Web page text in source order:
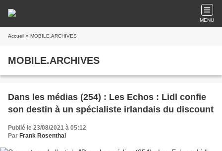
MENU
Accueil » MOBILE.ARCHIVES
MOBILE.ARCHIVES
Dans les médias (254) : Les Echos : Lidl confie
son destin à un spécialiste irlandais du discount
Publié le 23/08/2021 à 05:12
Par Frank Rosenthal